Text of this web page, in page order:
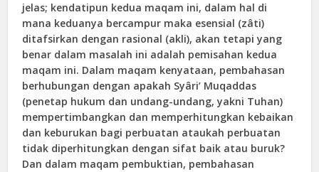
jelas; kendatipun kedua maqam ini, dalam hal di
mana keduanya bercampur maka esensial (zâti)
ditafsirkan dengan rasional (akli), akan tetapi yang
benar dalam masalah ini adalah pemisahan kedua
maqam ini. Dalam maqam kenyataan, pembahasan
berhubungan dengan apakah Syâri’ Muqaddas
(penetap hukum dan undang-undang, yakni Tuhan)
mempertimbangkan dan memperhitungkan kebaikan
dan keburukan bagi perbuatan ataukah perbuatan
tidak diperhitungkan dengan sifat baik atau buruk?
Dan dalam maqam pembuktian, pembahasan